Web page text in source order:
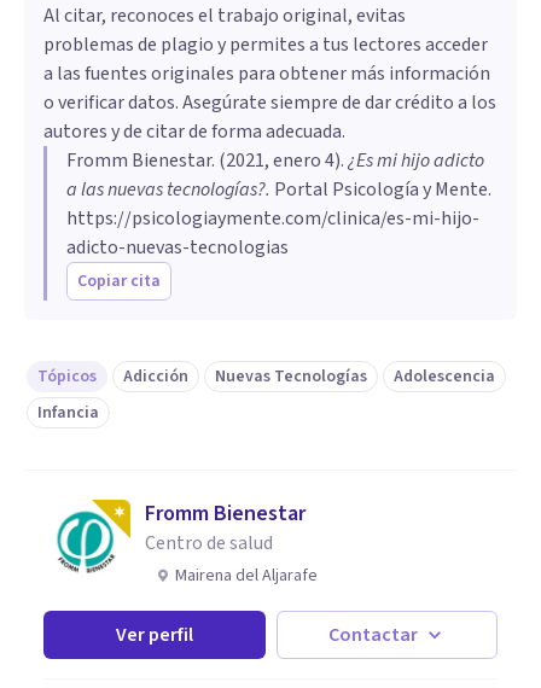
Al citar, reconoces el trabajo original, evitas
problemas de plagio y permites a tus lectores acceder
a las fuentes originales para obtener más información
o verificar datos. Asegúrate siempre de dar crédito a los
autores y de citar de forma adecuada.
Fromm Bienestar. (2021, enero 4).¿Es mi hijo adicto
a las nuevas tecnologías?. Portal Psicología y Mente.
https://psicologiaymente.com/clinica/es-mi-hijo-
adicto-nuevas-tecnologias
Copiar cita
Tópicos Adicción Nuevas Tecnologías
Adolescencia
Infancia
Fromm Bienestar
Centro de salud
Mairena del Aljarafe
Ver perfil Contactar